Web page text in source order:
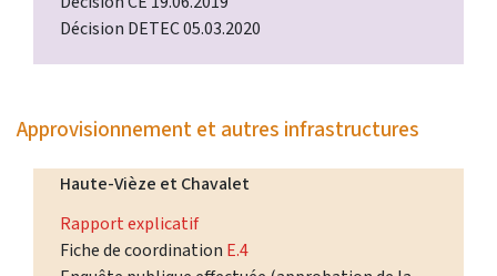
Décision DETEC 05.03.2020
Approvisionnement et autres infrastructures
Haute-Vièze et Chavalet
Rapport explicatif
Fiche de coordination E.4